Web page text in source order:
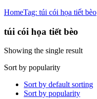
HomeTag: túi cói họa tiết bèo
túi cói họa tiết bèo
Showing the single result
Sort by popularity
Sort by default sorting
Sort by popularity